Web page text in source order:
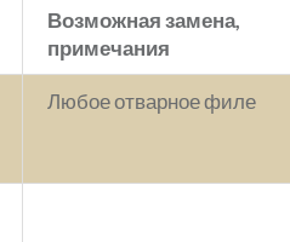
Возможная замена,
примечания
Любое отварное филе